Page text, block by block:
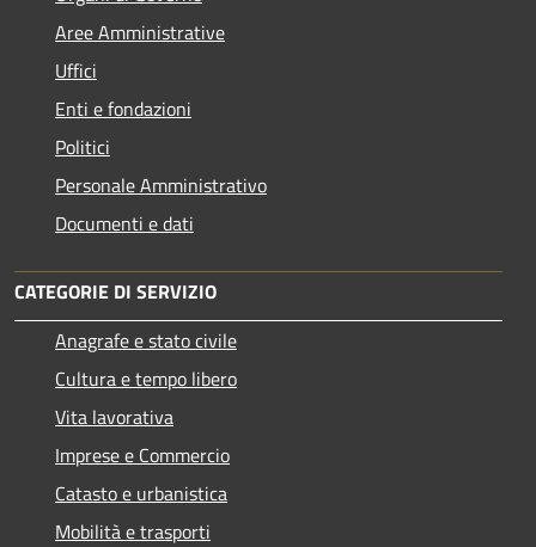
Aree Amministrative
Uffici
Enti e fondazioni
Politici
Personale Amministrativo
Documenti e dati
CATEGORIE DI SERVIZIO
Anagrafe e stato civile
Cultura e tempo libero
Vita lavorativa
Imprese e Commercio
Catasto e urbanistica
Mobilità e trasporti